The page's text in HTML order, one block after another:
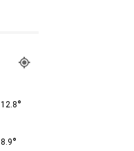
12.8°
8.9°